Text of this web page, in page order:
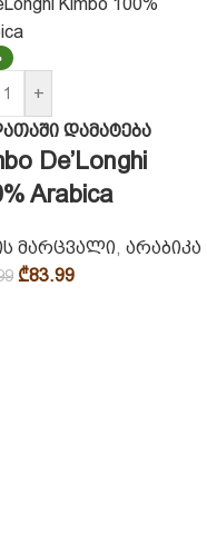
+
დამატება
De’Longhi
Arabica
მარცვალი, არაბიკა
₾83.99